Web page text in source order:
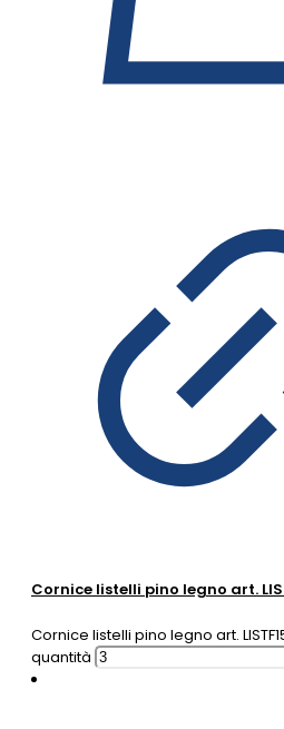
Cornice listelli pino legno art.
Cornice listelli pino legno art.
quantità